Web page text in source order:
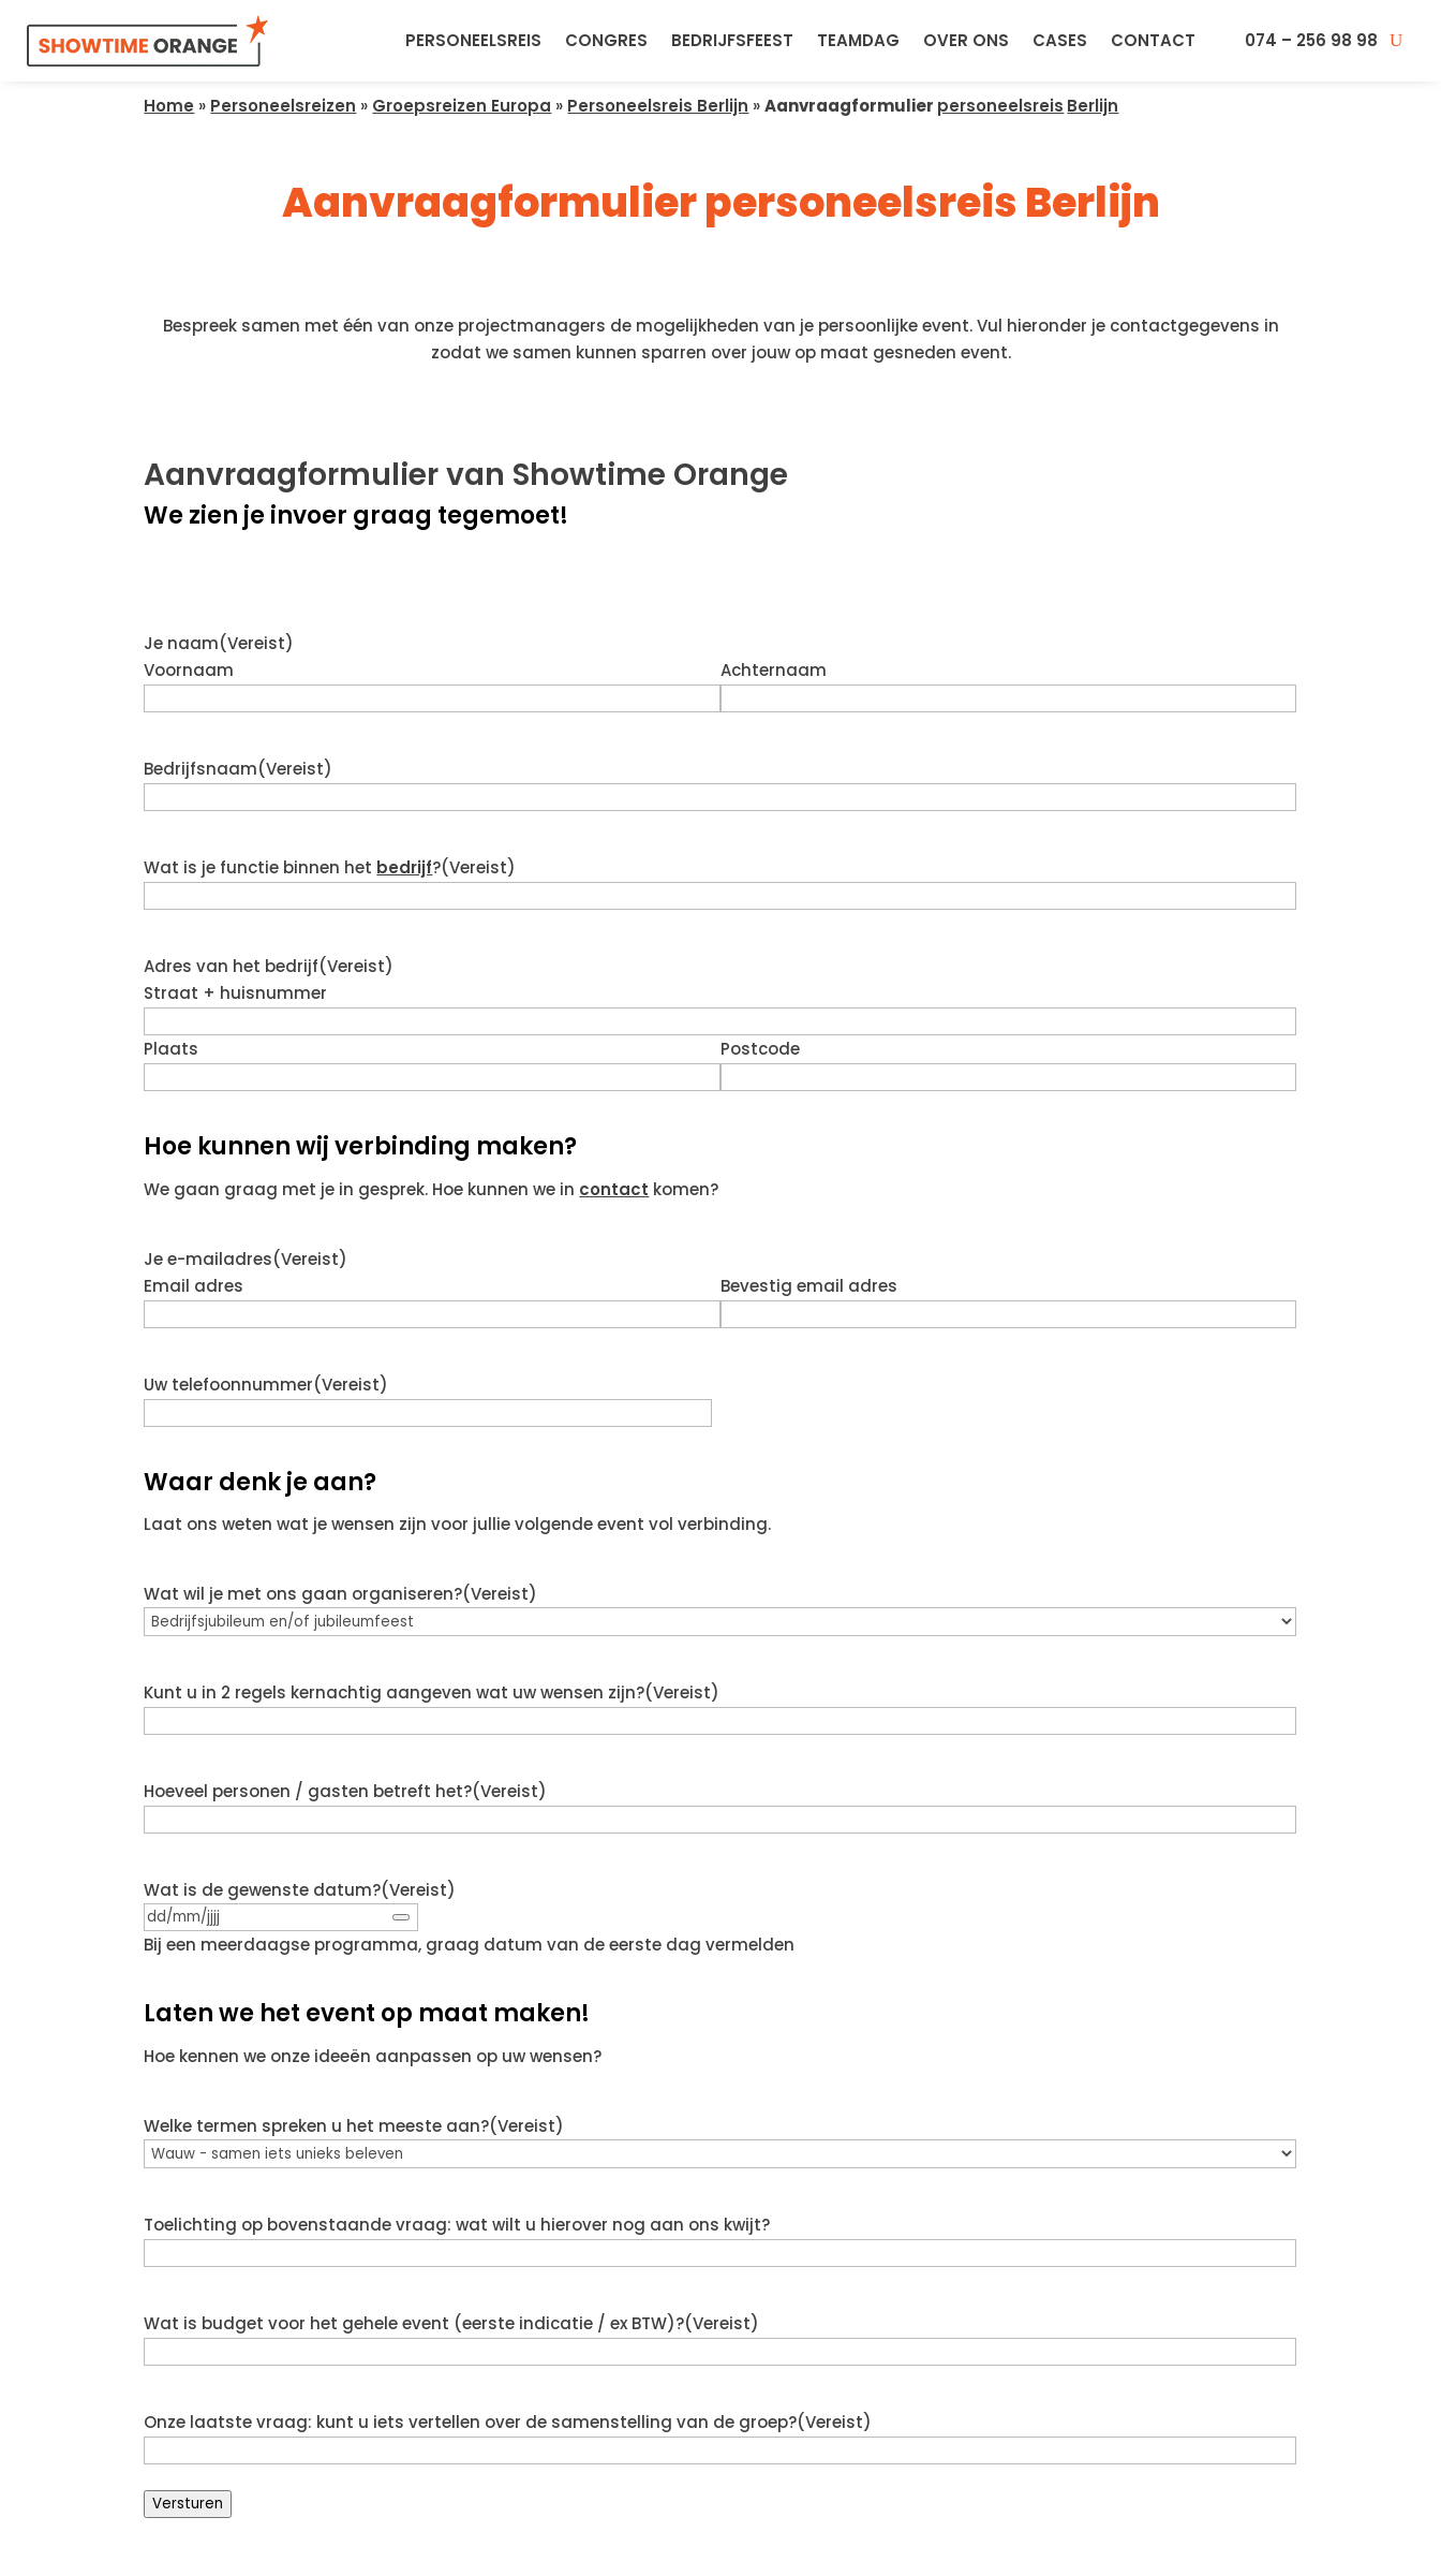
PERSONEELSREIS CONGRES BEDRIJFSFEEST TEAMDAG OVER ONS CASES CONTACT 074 – 256 98 98
Home » Personeelsreizen » Groepsreizen Europa » Personeelsreis Berlijn »Aanvraagformulier personeelsreis Berlijn
Aanvraagformulier personeelsreis Berlijn
Bespreek samen met één van onze projectmanagers de mogelijkheden van je persoonlijke event. Vul hieronder je contactgegevens in
zodat we samen kunnen sparren over jouw op maat gesneden event.
Aanvraagformulier van Showtime Orange
We zien je invoer graag tegemoet!
Je naam(Vereist)
Voornaam
Achternaam
Bedrijfsnaam(Vereist)
Wat is je functie binnen het bedrijf?(Vereist)
Adres van het bedrijf(Vereist)
Straat + huisnummer
Plaats Postcode
Hoe kunnen wij verbinding maken?
We gaan graag met je in gesprek. Hoe kunnen we in contact komen?
Je e-mailadres(Vereist)
Email adres
Bevestig email adres
Uw telefoonnummer(Vereist)
Waar denk je aan?
Laat ons weten wat je wensen zijn voor jullie volgende event vol verbinding.
Wat wil je met ons gaan organiseren?(Vereist)
Kunt u in 2 regels kernachtig aangeven wat uw wensen zijn?(Vereist)
Hoeveel personen / gasten betreft het?(Vereist)
Wat is de gewenste datum?(Vereist)
Bij een meerdaagse programma, graag datum van de eerste dag vermelden
Laten we het event op maat maken!
Hoe kennen we onze ideeën aanpassen op uw wensen?
Welke termen spreken u het meeste aan?(Vereist)
Toelichting op bovenstaande vraag: wat wilt u hierover nog aan ons kwijt?
Wat is budget voor het gehele event (eerste indicatie / ex BTW)?(Vereist)
Onze laatste vraag: kunt u iets vertellen over de samenstelling van de groep?(Vereist)
Versturen